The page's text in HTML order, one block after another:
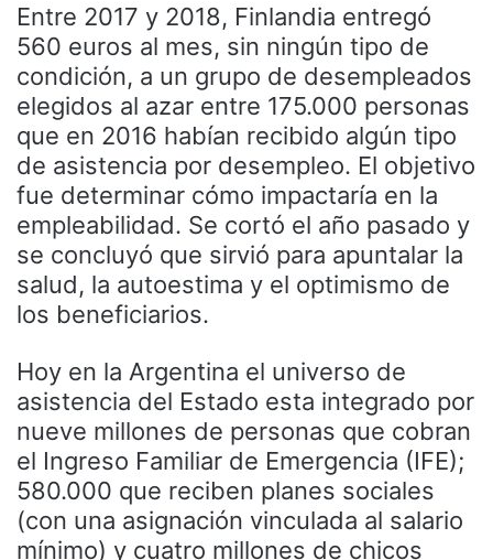
Entre 2017 y 2018, Finlandia entregó
560 euros al mes, sin ningún tipo de
condición, a un grupo de desempleados
elegidos al azar entre 175.000 personas
que en 2016 habían recibido algún tipo
de asistencia por desempleo. El objetivo
fue determinar cómo impactaría en la
empleabilidad. Se cortó el año pasado y
se concluyó que sirvió para apuntalar la
salud, la autoestima y el optimismo de
los beneficiarios.
Hoy en la Argentina el universo de
asistencia del Estado esta integrado por
nueve millones de personas que cobran
el Ingreso Familiar de Emergencia (IFE);
580.000 que reciben planes sociales
(con una asignación vinculada al salario
mínimo) y cuatro millones de chicos